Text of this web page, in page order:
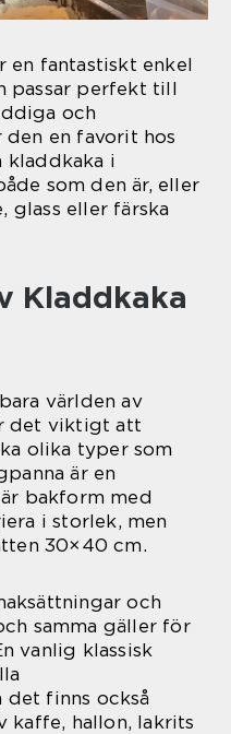
en fantastiskt enkel
passar perfekt till
och
den en favorit hos
kladdkaka i
som den är, eller
glass eller färska
Kladdkaka
världen av
det viktigt att
olika typer som
är en
bakform med
i storlek, men
30×40 cm.
och
samma gäller för
vanlig klassisk
det finns också
kaffe, hallon, lakrits